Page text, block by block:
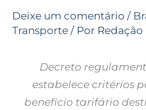
Deixe um comentário /
Transporte / Por Redação
Decreto
estabelece critérios
benefício tarifário